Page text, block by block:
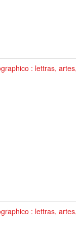
: lettras,
: lettras,